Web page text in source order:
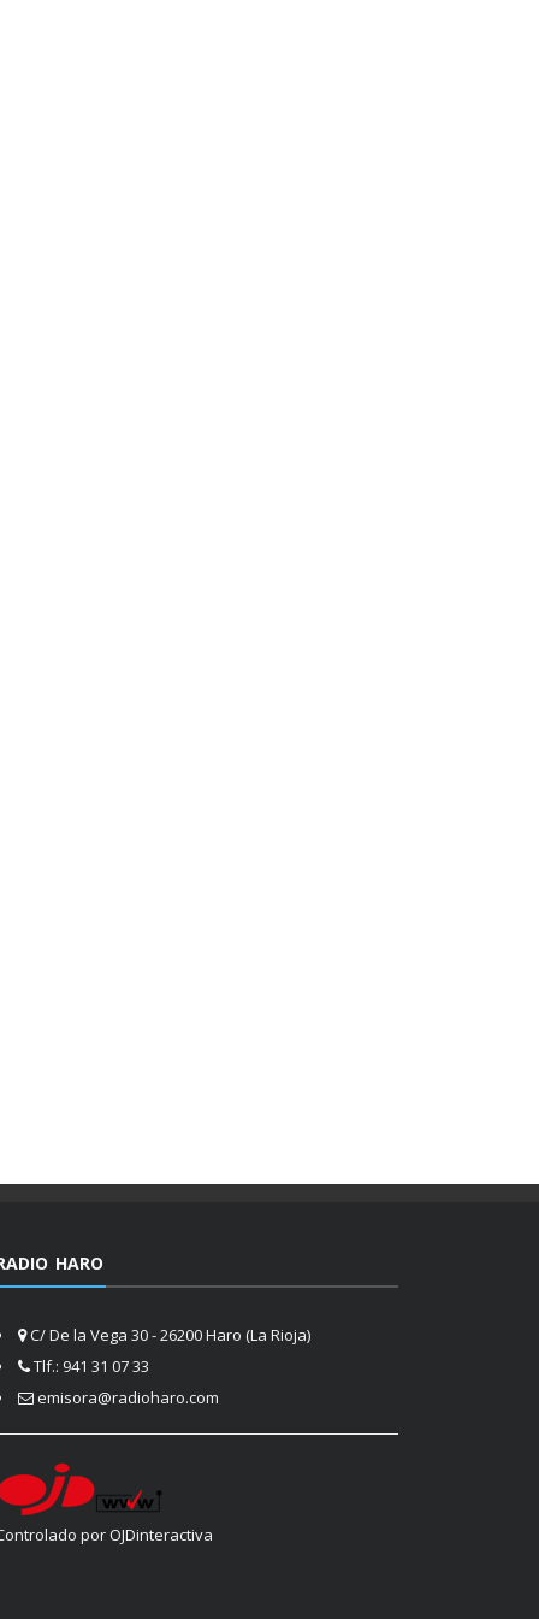
HARO
C/ De la Vega 30 - 26200 Haro (La Rioja)
Tlf.: 941 31 07 33
emisora@radioharo.com
por OJDinteractiva